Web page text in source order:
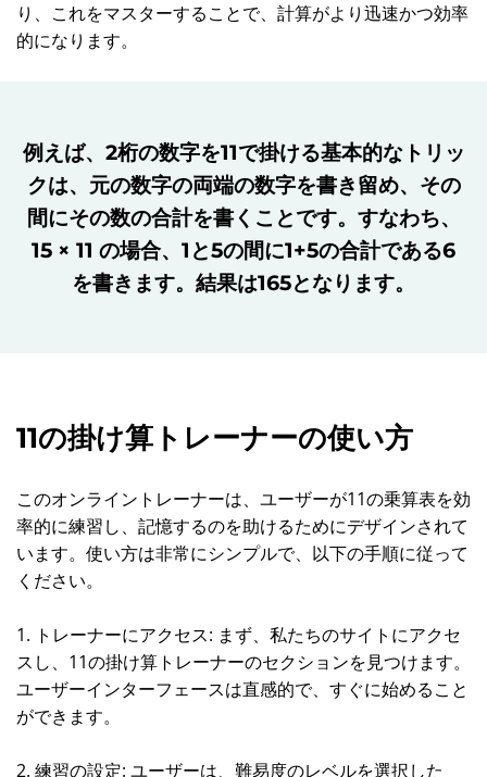
り、これをマスターすることで、計算がより迅速かつ効率
的になります。
例えば、2桁の数字を11で掛ける基本的なトリッ
クは、元の数字の両端の数字を書き留め、その
間にその数の合計を書くことです。すなわち、
15 × 11 の場合、1と5の間に1+5の合計である6
を書きます。結果は165となります。
11の掛け算トレーナーの使い方
このオンライントレーナーは、ユーザーが11の乗算表を効
率的に練習し、記憶するのを助けるためにデザインされて
います。使い方は非常にシンプルで、以下の手順に従って
ください。
1. トレーナーにアクセス: まず、私たちのサイトにアクセ
スし、11の掛け算トレーナーのセクションを見つけます。
ユーザーインターフェースは直感的で、すぐに始めること
ができます。
2. 練習の設定: ユーザーは、難易度のレベルを選択した